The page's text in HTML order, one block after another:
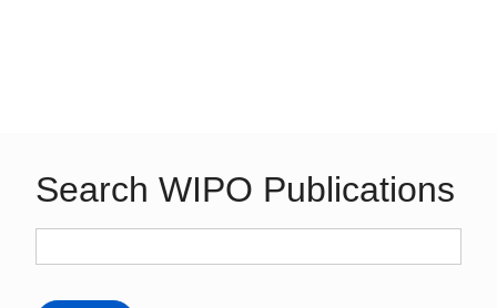
Search WIPO Publications